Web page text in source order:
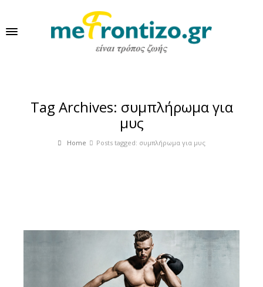
Tag Archives: συμπλήρωμα για
μυς
Home Posts tagged: συμπλήρωμα για μυς